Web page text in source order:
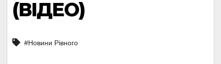
(ВІДЕО)
#Новини Рівного